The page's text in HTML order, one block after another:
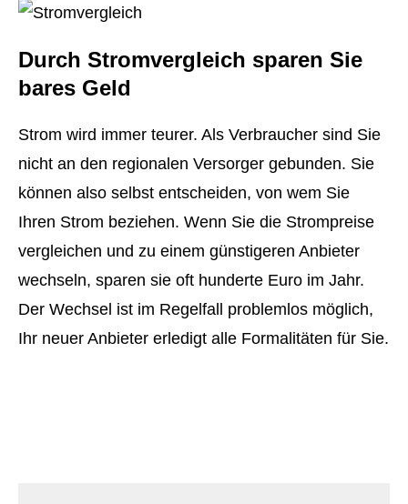
Durch Stromvergleich sparen Sie
bares Geld
Strom wird immer teurer. Als Verbraucher sind Sie
nicht an den regionalen Versorger gebunden. Sie
können also selbst entscheiden, von wem Sie
Ihren Strom beziehen. Wenn Sie die Strompreise
ver­gleichen und zu einem günstigeren Anbieter
wechseln, sparen sie oft hunderte Euro im Jahr.
Der Wechsel ist im Regelfall problemlos möglich,
Ihr neuer Anbieter erledigt alle Formalitäten für Sie.